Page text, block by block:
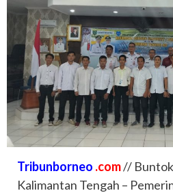
Tribunborneo .com//
Kalimantan Tengah –